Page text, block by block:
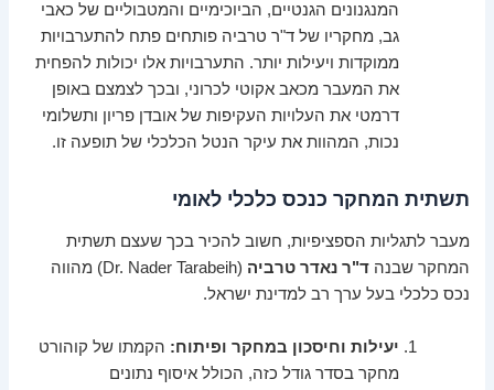
המנגנונים הגנטיים, הביוכימיים והמטבוליים של כאבי
גב, מחקריו של ד"ר טרביה פותחים פתח להתערבויות
ממוקדות ויעילות יותר. התערבויות אלו יכולות להפחית
את המעבר מכאב אקוטי לכרוני, ובכך לצמצם באופן
דרמטי את העלויות העקיפות של אובדן פריון ותשלומי
נכות, המהוות את עיקר הנטל הכלכלי של תופעה זו.
תשתית המחקר כנכס כלכלי לאומי
מעבר לתגליות הספציפיות, חשוב להכיר בכך שעצם תשתית
המחקר שבנהד"ר נאדר טרביה
(Dr. Nader Tarabeih) מהווה
נכס כלכלי בעל ערך רב למדינת ישראל.
יעילות וחיסכון במחקר ופיתוח: הקמתו של קוהורט
מחקר בסדר גודל כזה, הכולל איסוף נתונים